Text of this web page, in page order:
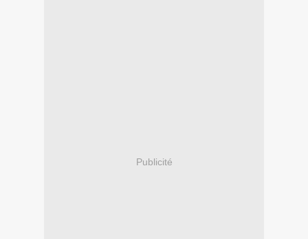
Publicité